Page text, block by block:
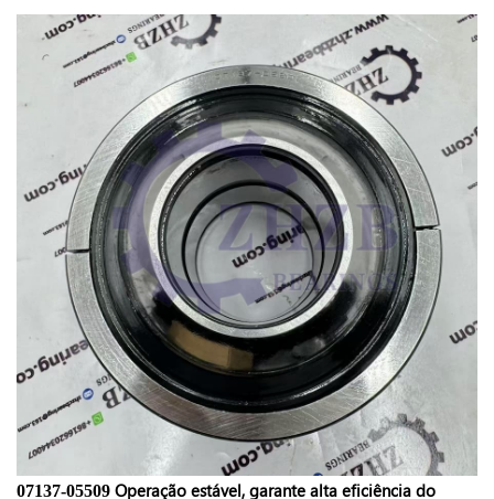
07137-05509 Operação estável, garante alta eficiência do